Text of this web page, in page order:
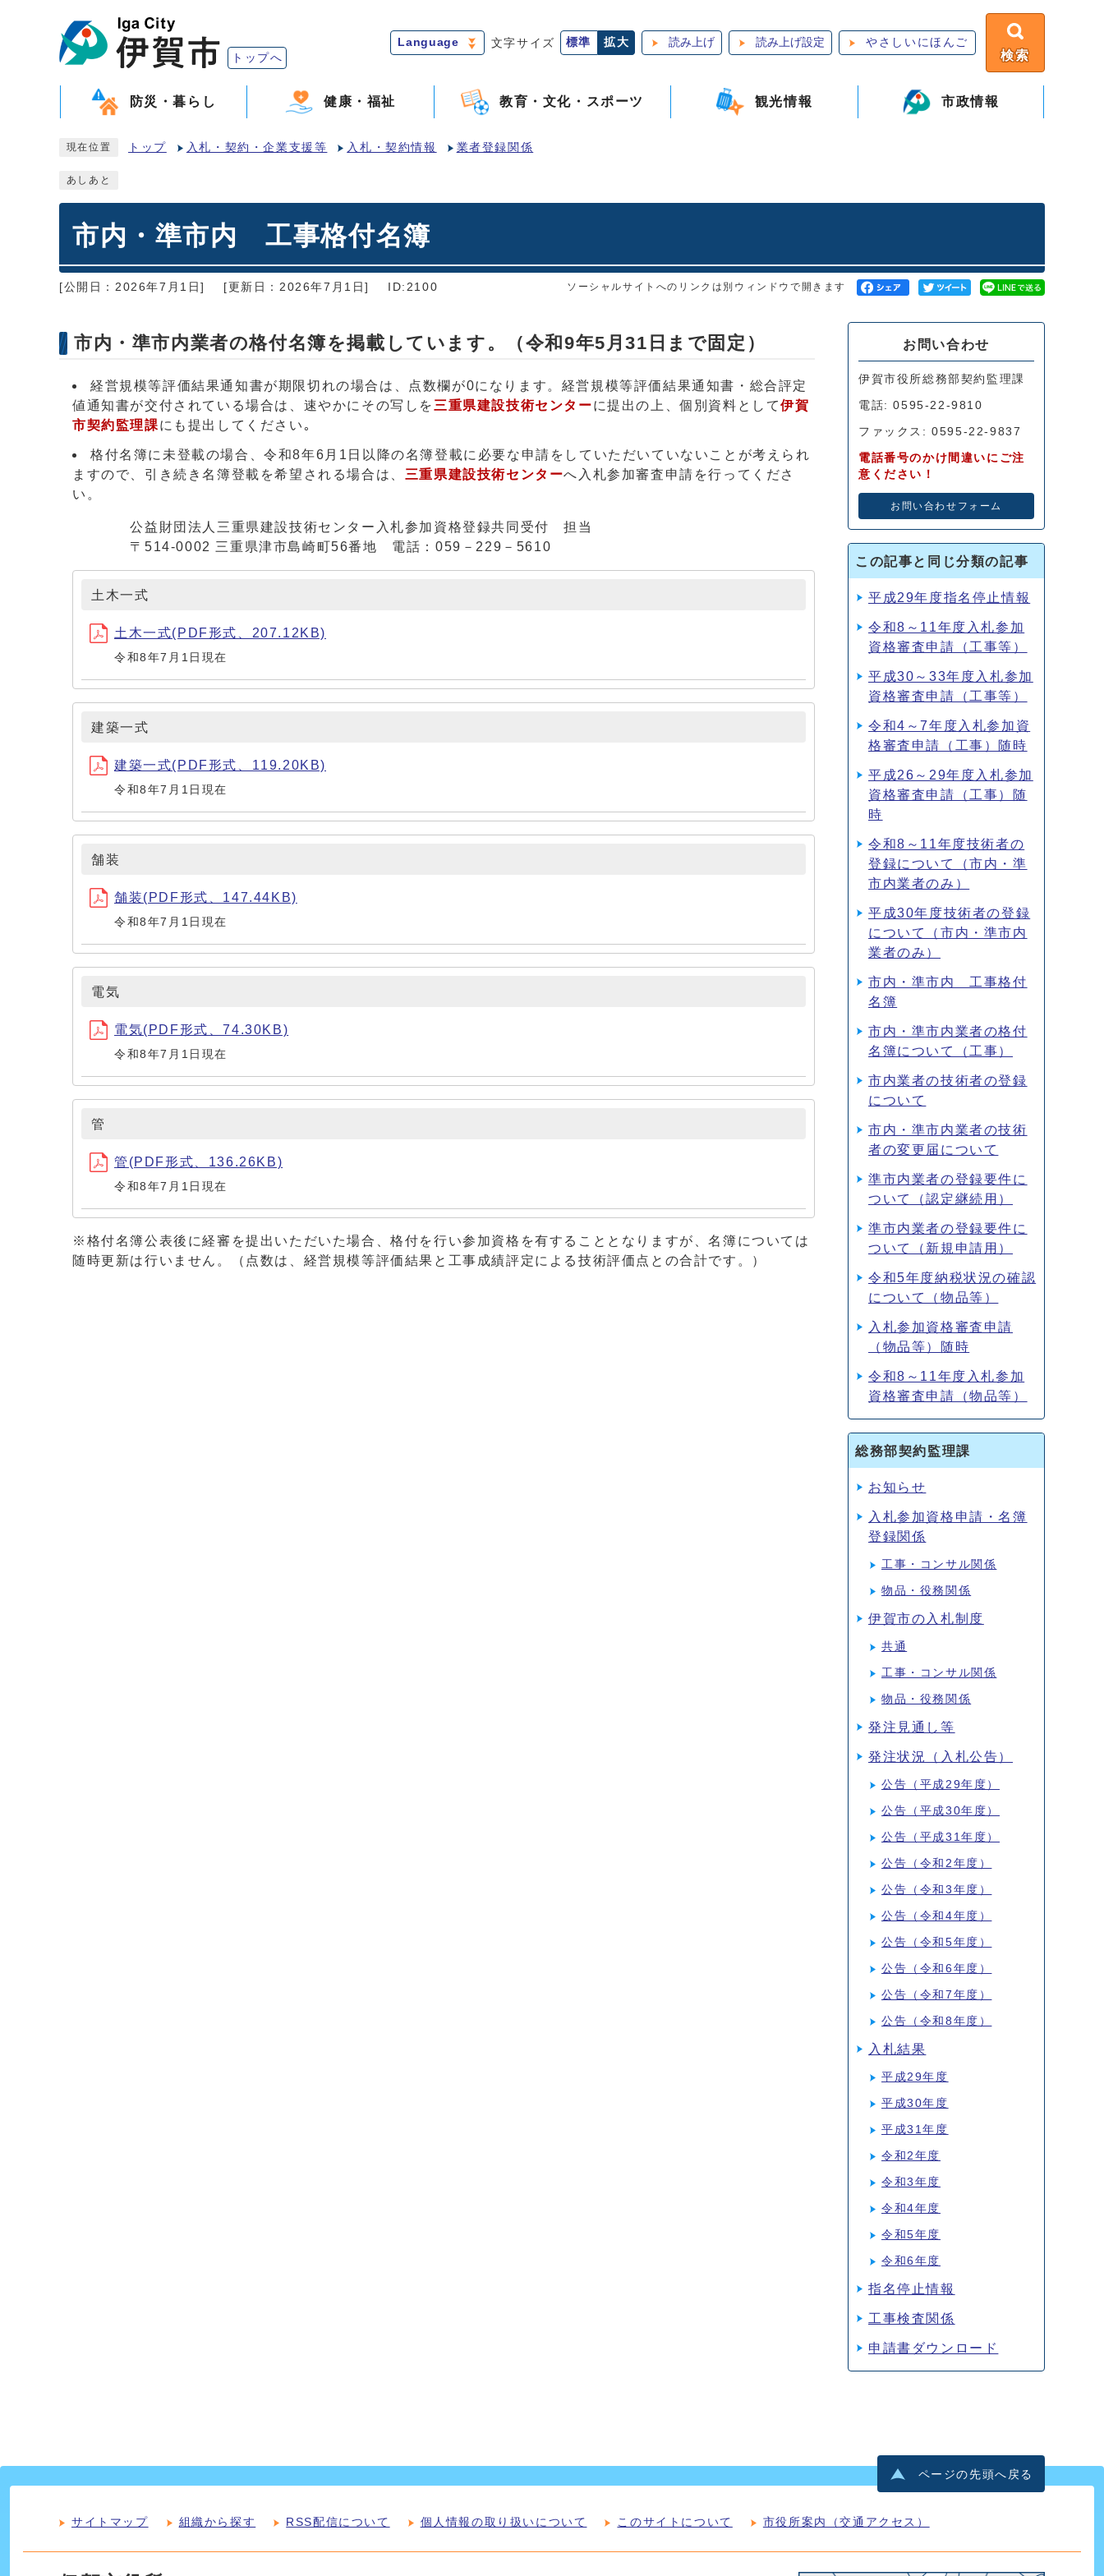
トップへ
Language 文字サイズ 標準 拡大 読み上げ 読み上げ設定 やさしいにほんご
検索
防災・暮らし 健康・福祉 教育・文化・スポーツ 観光情報 市政情報
現在位置 トップ 入札・契約・企業支援等 入札・契約情報 業者登録関係
あしあと
市内・準市内 工事格付名簿
[公開日：2026年7月1日] [更新日：2026年7月1日] ID:2100 ソーシャルサイトへのリンクは別ウィンドウで開きます
市内・準市内業者の格付名簿を掲載しています。（令和9年5月31日まで固定）
経営規模等評価結果通知書が期限切れの場合は、点数欄が0になります。経営規模等評価結果通知書・総合評定
値通知書が交付されている場合は、速やかにその写しを 三重県建設技術センターに提出の上、個別資料として伊賀
市契約監理課にも提出してください｡
格付名簿に未登載の場合、令和8年6月1日以降の名簿登載に必要な申請をしていただいていないことが考えられ
ますので、引き続き名簿登載を希望される場合は、 三重県建設技術センターへ入札参加審査申請を行ってくださ
い。
公益財団法人三重県建設技術センター入札参加資格登録共同受付 担当
〒514-0002 三重県津市島崎町56番地 電話：059－229－5610
土木一式
土木一式(PDF形式、207.12KB)
令和8年7月1日現在
建築一式
建築一式(PDF形式、119.20KB)
令和8年7月1日現在
舗装
舗装(PDF形式、147.44KB)
令和8年7月1日現在
電気
電気(PDF形式、74.30KB)
令和8年7月1日現在
管
管(PDF形式、136.26KB)
令和8年7月1日現在
※格付名簿公表後に経審を提出いただいた場合、格付を行い参加資格を有することとなりますが、名簿については
随時更新は行いません。（点数は、経営規模等評価結果と工事成績評定による技術評価点との合計です。）
お問い合わせ
伊賀市役所総務部契約監理課
電話: 0595-22-9810
ファックス: 0595-22-9837
電話番号のかけ間違いにご注
意ください！
お問い合わせフォーム
この記事と同じ分類の記事
平成29年度指名停止情報
令和8～11年度入札参加
資格審査申請（工事等）
平成30～33年度入札参加
資格審査申請（工事等）
令和4～7年度入札参加資
格審査申請（工事）随時
平成26～29年度入札参加
資格審査申請（工事）随
時
令和8～11年度技術者の
登録について（市内・準
市内業者のみ）
平成30年度技術者の登録
について（市内・準市内
業者のみ）
市内・準市内 工事格付
名簿
市内・準市内業者の格付
名簿について（工事）
市内業者の技術者の登録
について
市内・準市内業者の技術
者の変更届について
準市内業者の登録要件に
ついて（認定継続用）
準市内業者の登録要件に
ついて（新規申請用）
令和5年度納税状況の確認
について（物品等）
入札参加資格審査申請
（物品等）随時
令和8～11年度入札参加
資格審査申請（物品等）
総務部契約監理課
お知らせ
入札参加資格申請・名簿
登録関係
工事・コンサル関係
物品・役務関係
伊賀市の入札制度
共通
工事・コンサル関係
物品・役務関係
発注見通し等
発注状況（入札公告）
公告（平成29年度）
公告（平成30年度）
公告（平成31年度）
公告（令和2年度）
公告（令和3年度）
公告（令和4年度）
公告（令和5年度）
公告（令和6年度）
公告（令和7年度）
公告（令和8年度）
入札結果
平成29年度
平成30年度
平成31年度
令和2年度
令和3年度
令和4年度
令和5年度
令和6年度
指名停止情報
工事検査関係
申請書ダウンロード
ページの先頭へ戻る
サイトマップ 組織から探す RSS配信について 個人情報の取り扱いについて このサイトについて 市役所案内（交通アクセス）